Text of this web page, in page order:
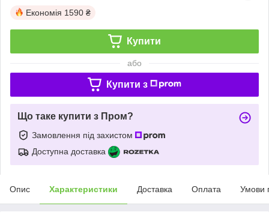
Економія 1590 ₴
Купити
або
Купити з
Що таке купити з Пром?
Замовлення під захистом
Доступна доставка
Опис Характеристики Доставка Оплата Умови